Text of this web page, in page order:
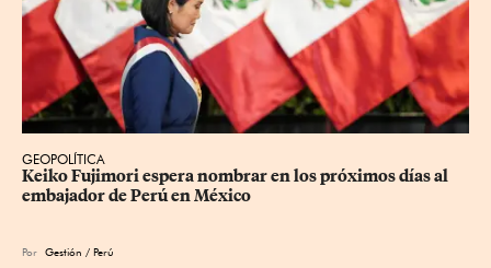
GEOPOLÍTICA
Keiko Fujimori espera nombrar en los próximos días al
embajador de Perú en México
Por Gestión / Perú